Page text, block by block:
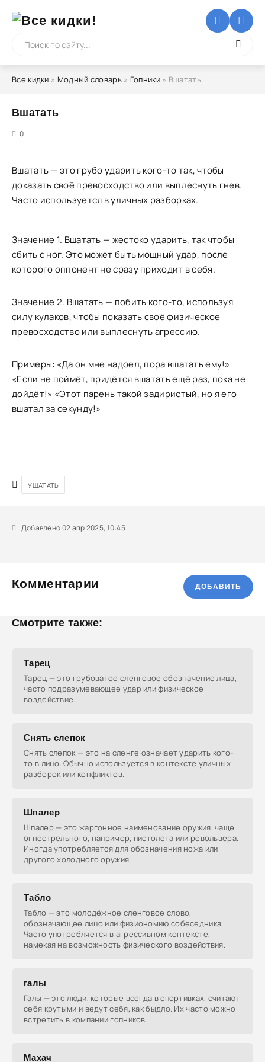
Все кидки » Модный словарь» Гопники» Вшатать
Вшатать
0
Вшатать — это грубо ударить кого-то так, чтобы
доказать своё превосходство или выплеснуть гнев.
Часто используется в уличных разборках.
Значение 1. Вшатать — жестоко ударить, так чтобы
сбить с ног. Это может быть мощный удар, после
которого оппонент не сразу приходит в себя.
Значение 2. Вшатать — побить кого-то, используя
силу кулаков, чтобы показать своё физическое
превосходство или выплеснуть агрессию.
Примеры: «Да он мне надоел, пора вшатать ему!»
«Если не поймёт, придётся вшатать ещё раз, пока не
дойдёт!» «Этот парень такой задиристый, но я его
вшатал за секунду!»
УШАТАТЬ
Добавлено 02 апр 2025, 10:45
Комментарии ДОБАВИТЬ
Смотрите также:
Тарец
Тарец — это грубоватое сленговое обозначение лица,
часто подразумевающее удар или физическое
воздействие.
Снять слепок
Снять слепок — это на сленге означает ударить кого-
то в лицо. Обычно используется в контексте уличных
разборок или конфликтов.
Шпалер
Шпалер — это жаргонное наименование оружия, чаще
огнестрельного, например, пистолета или револьвера.
Иногда употребляется для обозначения ножа или
другого холодного оружия.
Табло
Табло — это молодёжное сленговое слово,
обозначающее лицо или физиономию собеседника.
Часто употребляется в агрессивном контексте,
намекая на возможность физического воздействия.
галы
Галы — это люди, которые всегда в спортивках, считают
себя крутыми и ведут себя, как быдло. Их часто можно
встретить в компании гопников.
Махач